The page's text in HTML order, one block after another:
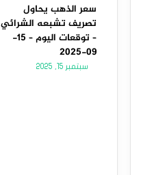
سعر الذهب يحاول
تصريف تشبعه الشرائي
– توقعات اليوم – 15-
09-2025
سبتمبر 15, 2025